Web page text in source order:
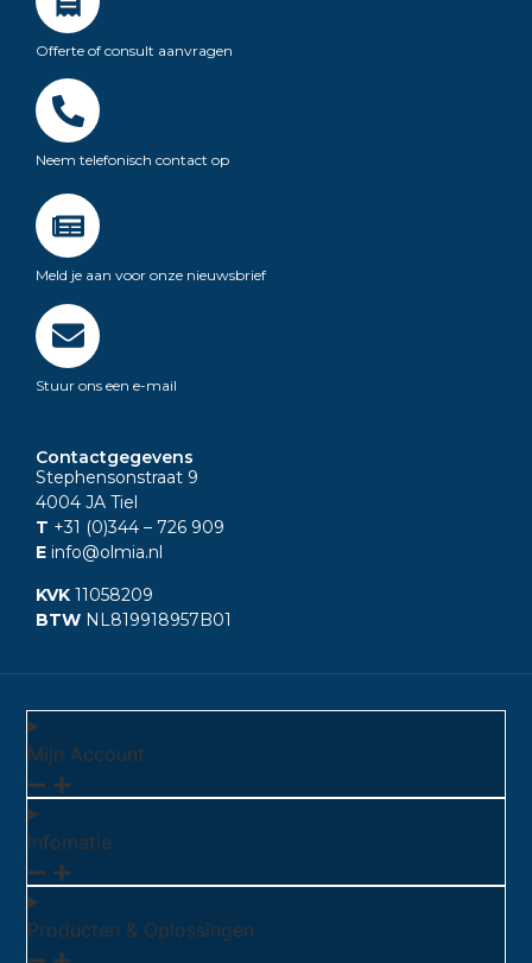
Offerte of consult aanvragen
Neem telefonisch contact op
Meld je aan voor onze nieuwsbrief
Stuur ons een e-mail
Contactgegevens
Stephensonstraat 9
4004 JA Tiel
T +31 (0)344 – 726 909
E info@olmia.nl
KVK 11058209
BTW NL819918957B01
Mijn Account
Infomatie
Producten & Oplossingen